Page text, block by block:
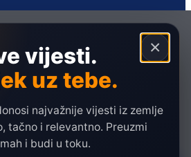
×
vijesti.
uz tebe.
najvažnije vijesti iz zemlje
tačno i relevantno. Preuzmi
i budi u toku.